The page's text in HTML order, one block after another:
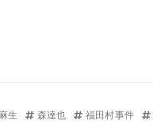
生 森達也 福田村事件